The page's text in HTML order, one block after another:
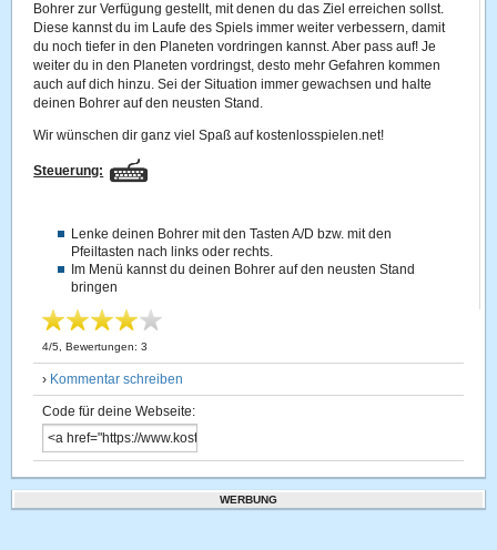
Bohrer zur Verfügung gestellt, mit denen du das Ziel erreichen sollst.
Diese kannst du im Laufe des Spiels immer weiter verbessern, damit
du noch tiefer in den Planeten vordringen kannst. Aber pass auf! Je
weiter du in den Planeten vordringst, desto mehr Gefahren kommen
auch auf dich hinzu. Sei der Situation immer gewachsen und halte
deinen Bohrer auf den neusten Stand.
Wir wünschen dir ganz viel Spaß auf kostenlosspielen.net!
Steuerung:
Lenke deinen Bohrer mit den Tasten A/D bzw. mit den
Pfeiltasten nach links oder rechts.
Im Menü kannst du deinen Bohrer auf den neusten Stand
bringen
4/5 , Bewertungen:3
› Kommentar schreiben
Code für deine Webseite:
WERBUNG